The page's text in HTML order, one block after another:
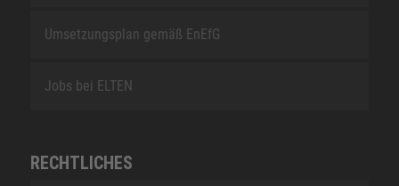
Umsetzungsplan gemäß EnEfG
Jobs bei ELTEN
RECHTLICHES